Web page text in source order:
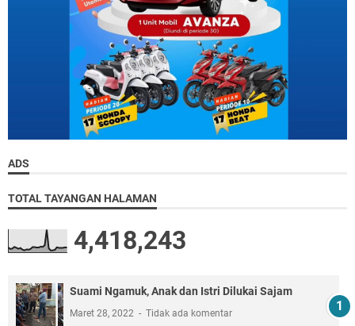
ADS
TOTAL TAYANGAN HALAMAN
4,418,243
Suami Ngamuk, Anak dan Istri Dilukai Sajam
Maret 28, 2022 Tidak ada komentar